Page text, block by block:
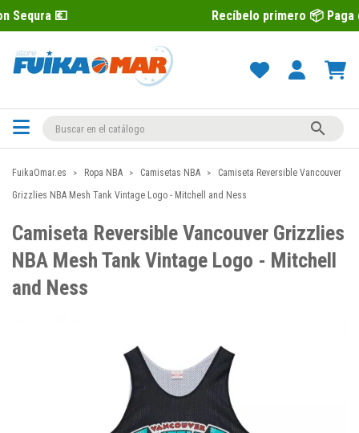
Recíbelo primero 📦 Paga después

FuikaOmar.es Ropa NBA Camisetas NBA
Camiseta Reversible Vancouver
Grizzlies NBA Mesh Tank Vintage Logo - Mitchell and Ness
Camiseta Reversible Vancouver Grizzlies
NBA Mesh Tank Vintage Logo - Mitchell
and Ness